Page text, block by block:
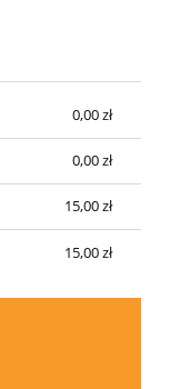
0,00 zł
0,00 zł
15,00 zł
15,00 zł